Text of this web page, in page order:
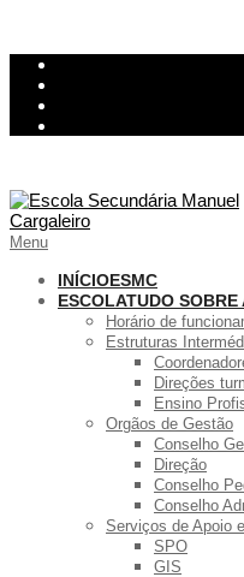
Skip
content
Primary
Menu
Menu
INÍCIOESMC
ESCOLATUDO SOBRE
Horário de
Estruturas
Direções
Ensino
Orgãos de Gestão
Conselho
Direção
Conselho
Conselho
Serviços de Apoio
SPO
GIS